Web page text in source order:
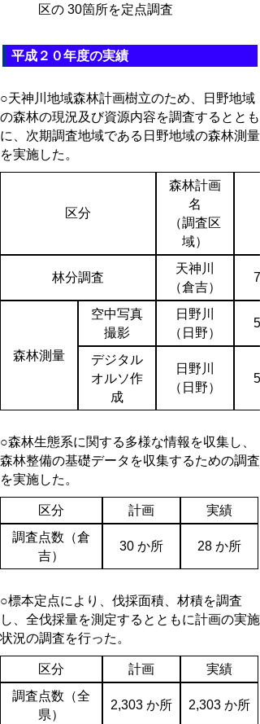
区の 30箇所を定点調査
平成２０年度の実績
○天神川地域森林計画樹立のため、日野地域
の森林の現況及び資源内容を調査するととも
に、次期調査地域である日野地域の森林測量
を実施した。
区分
森林計画
名
（調査区
域）
林分調査
天神川
（倉吉）
森林測量
空中写真
撮影
日野川
（日野）
デジタル
オルソ作
成
日野川
（日野）
○森林生態系に関する多様な情報を収集し、
森林整備の基礎データを収集するための調査
を実施した。
区分 計画
実績
調査点数（倉
吉）
30 か所 28 か所
○標本定点により、伐採面積、材積を調査
し、全伐採量を測定するとともに計画の実施
状況の調査を行った。
区分 計画
実績
調査点数（全
県）
2,303 か所 2,303 か所